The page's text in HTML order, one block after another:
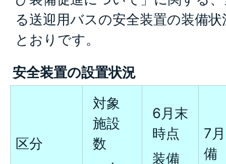
る送迎用バスの安全装置の装備
とおりです。
安全装置の設置状況
区分
対象
施設
数
6月末
時点
装備
7
備